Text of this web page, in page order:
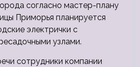
согласно мастер-плану
Приморья планируется
электрички с
узлами.
сотрудники компании